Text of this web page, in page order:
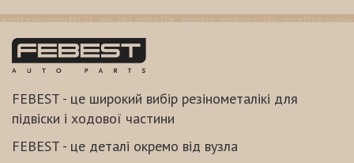
FEBEST - це широкий вибір резінометалікі для
підвіски і ходової частини
FEBEST - це деталі окремо від вузла